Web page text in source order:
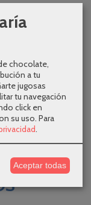
estado al
chocolate,
a tu
jugosas
tu navegación
click en
su uso. Para
Aceptar todas